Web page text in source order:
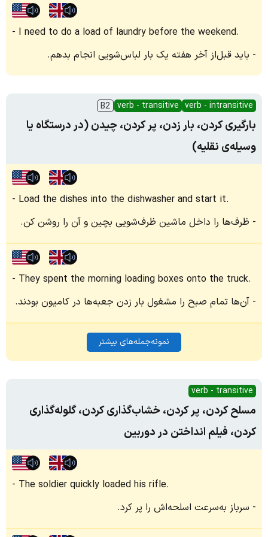
I need to do a load of laundry before the weekend.
باید قبل‌از آخر هفته یک بار لباس‌شویی انجام بدهم.
verb - intransitive
verb - transitive
B2
بارگیری کردن، بار زدن، پر کردن، چیدن (در درستگاه یا
وسیله‌ی نقلیه)
Load the dishes into the dishwasher and start it.
ظرف‌ها را داخل ماشین ظرف‌شویی بچین و آن را روشن کن.
They spent the morning loading boxes onto the truck.
آن‌ها تمام صبح را مشغول بار زدن جعبه‌ها در کامیون بودند.
نمونه‌جمله‌های بیشتر
verb - transitive
مسلح کردن، پر کردن، خشاب‌گذاری کردن، گلوله‌گذاری
کردن، فیلم انداختن در دوربین‌
The soldier quickly loaded his rifle.
سرباز به‌سرعت اسلحه‌اش را پر کرد.